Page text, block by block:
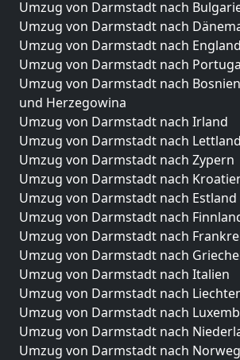
Umzug von Darmstadt nach
Umzug von Darmstadt nach
Umzug von Darmstadt nach England
Umzug von Darmstadt nach
Umzug von Darmstadt nach Bosnien
und Herzegowina
Umzug von Darmstadt nach Irland
Umzug von Darmstadt nach Lettland
Umzug von Darmstadt nach Zypern
Umzug von Darmstadt nach
Umzug von Darmstadt nach Estland
Umzug von Darmstadt nach
Umzug von Darmstadt nach
Umzug von Darmstadt nach
Umzug von Darmstadt nach Italien
Umzug von Darmstadt nach
Umzug von Darmstadt nach
Umzug von Darmstadt nach
Umzug von Darmstadt nach